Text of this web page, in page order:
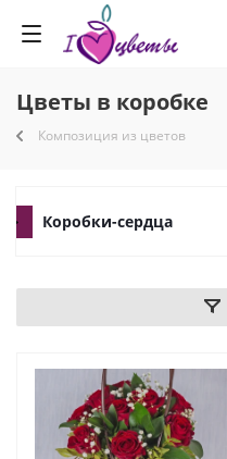
Цветы в коробке
Композиция из цветов
Коробки-сердца